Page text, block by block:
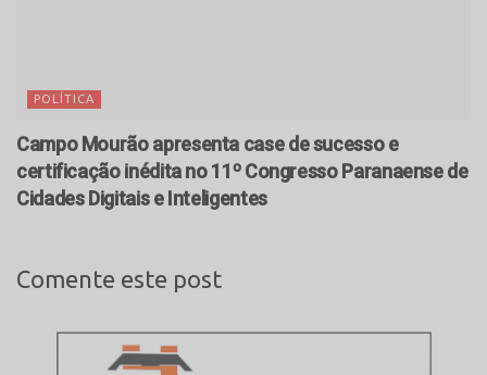
POLÍTICA
Campo Mourão apresenta case de sucesso e
certificação inédita no 11º Congresso Paranaense de
Cidades Digitais e Inteligentes
Comente este post